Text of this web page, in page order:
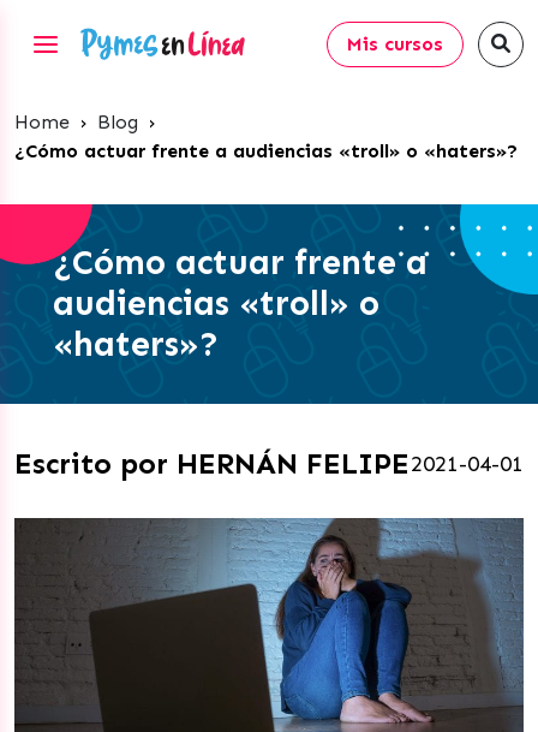
Mis cursos
Home › Blog ›
¿Cómo actuar frente a audiencias «troll» o «haters»?
¿Cómo actuar frente a
audiencias «troll» o
«haters»?
Escrito por HERNÁN FELIPE2021-04-01